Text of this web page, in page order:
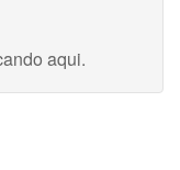
aqui.